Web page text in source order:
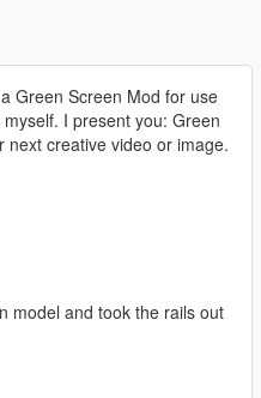
Green Screen Mod for use
I present you: Green
creative video or image.
model and took the rails out